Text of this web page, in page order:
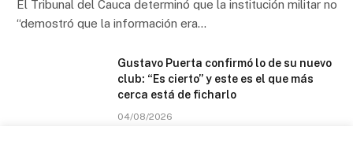
El Tribunal del Cauca determinó que la institución militar no
“demostró que la información era…
Gustavo Puerta confirmó lo de su nuevo
club: “Es cierto” y este es el que más
cerca está de ficharlo
04/08/2026